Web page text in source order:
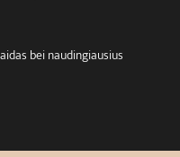
bei naudingiausius